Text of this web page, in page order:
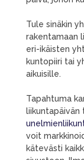
Tule sinäkin
rakentamaan
eri-ikäisten
kuntopiiri tai
aikuisille.
Tapahtuma
liikuntapäivän
voit
kätevästi